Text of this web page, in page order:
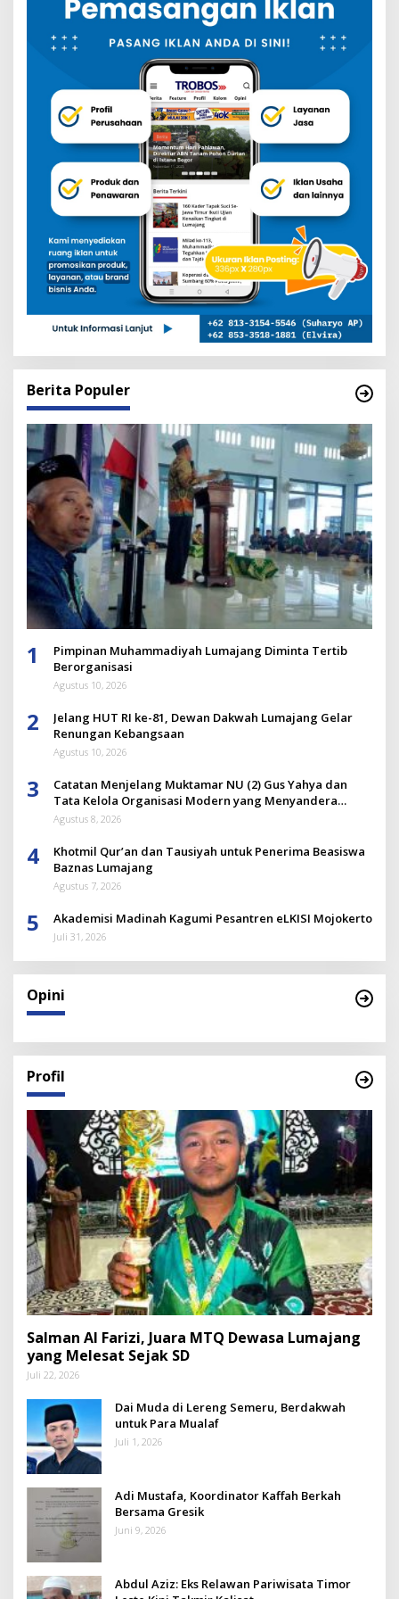
Berita Populer
1
Pimpinan Muhammadiyah Lumajang Diminta Tertib
Berorganisasi
Agustus 10, 2026
2
Jelang HUT RI ke-81, Dewan Dakwah Lumajang Gelar
Renungan Kebangsaan
Agustus 10, 2026
3
Catatan Menjelang Muktamar NU (2) Gus Yahya dan
Tata Kelola Organisasi Modern yang Menyandera
Dirinya
Agustus 8, 2026
4
Khotmil Qur’an dan Tausiyah untuk Penerima Beasiswa
Baznas Lumajang
Agustus 7, 2026
5 Akademisi Madinah Kagumi Pesantren eLKISI Mojokerto
Juli 31, 2026
Opini
Profil
Salman Al Farizi, Juara MTQ Dewasa Lumajang
yang Melesat Sejak SD
Juli 22, 2026
Dai Muda di Lereng Semeru, Berdakwah
untuk Para Mualaf
Juli 1, 2026
Adi Mustafa, Koordinator Kaffah Berkah
Bersama Gresik
Juni 9, 2026
Abdul Aziz: Eks Relawan Pariwisata Timor